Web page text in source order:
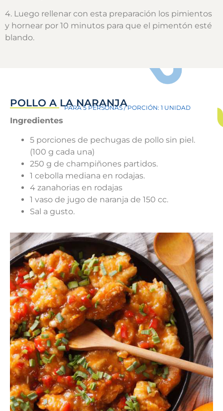
4. Luego rellenar con esta preparación los pimientos
y hornear por 10 minutos para que el pimentón esté
blando.
POLLO A LA NARANJA
PARA 5 PERSONAS / PORCIÓN: 1 UNIDAD
Ingredientes
5 porciones de pechugas de pollo sin piel.
(100 g cada una)
250 g de champiñones partidos.
1 cebolla mediana en rodajas.
4 zanahorias en rodajas
1 vaso de jugo de naranja de 150 cc.
Sal a gusto.